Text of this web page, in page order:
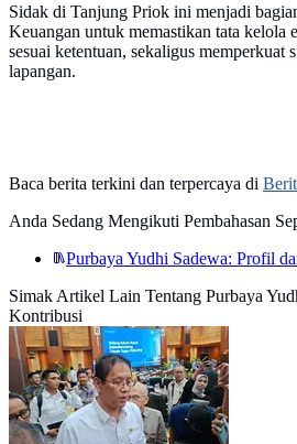
Sidak di Tanjung Priok ini menjadi
Keuangan untuk memastikan tata kelola
sesuai ketentuan, sekaligus memperkuat
lapangan.
Baca berita terkini dan terpercaya di
Anda Sedang Mengikuti Pembahasan
Purbaya Yudhi Sadewa: Profil
Simak Artikel Lain Tentang Purbaya
Kontribusi